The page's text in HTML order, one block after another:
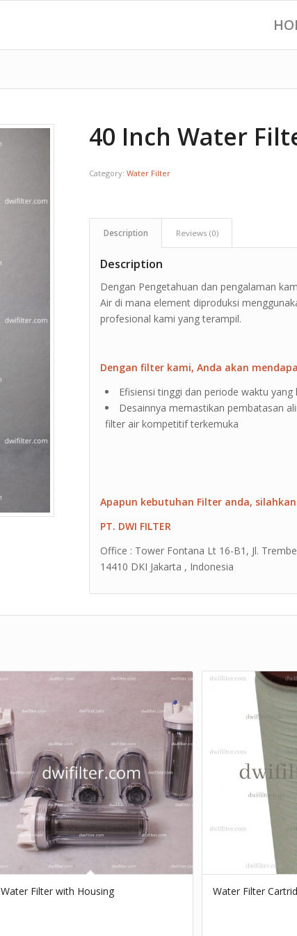
40 Inch Water
Category:Water Filter
Description Reviews (0)
Description
Dengan Pengetahuan dan pengalaman
Air di mana element diproduksi
profesional kami yang terampil.
Dengan filter kami, Anda akan
Efisiensi tinggi dan periode waktu
Desainnya memastikan pembatasan
filter air kompetitif terkemuka
Apapun kebutuhan Filter anda,
PT. DWI FILTER
Office : Tower Fontana Lt 16-B1, Jl.
14410 DKI Jakarta , Indonesia
Water Filter with Housing Water Filter